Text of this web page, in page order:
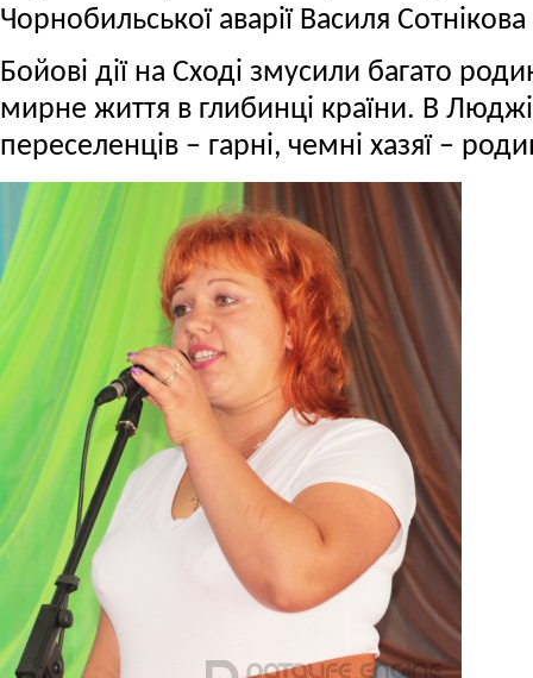
Чорнобильської аварії Василя
Бойові дії на Сході змусили багато
мирне життя в глибинці країни. В
переселенців – гарні, чемні хазяї –